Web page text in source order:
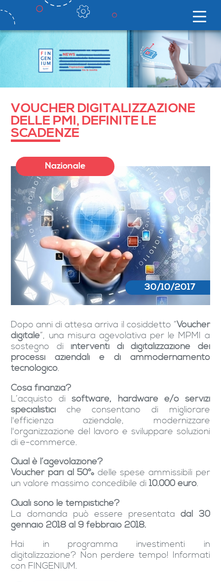
VOUCHER DIGITALIZZAZIONE
DELLE PMI, DEFINITE LE
SCADENZE
Nazionale
30/10/2017
Dopo anni di attesa arriva il cosiddetto “Voucher
digitale”, una misura agevolativa per le MPMI a
sostegno di interventi di digitalizzazione dei
processi aziendali e di ammodernamento
tecnologico.
Cosa finanzia?
L’acquisto disoftware, hardware e/o servizi
specialistici che consentano di migliorare
l'efficienza aziendale, modernizzare
l'organizzazione del lavoro e sviluppare soluzioni
di e-commerce.
Qual è l’agevolazione?
Voucher pari al 50% delle spese ammissibili per
un valore massimo concedibile di10.000 euro.
Quali sono le tempistiche?
La domanda può essere presentatadal 30
gennaio 2018 al 9 febbraio 2018.
Hai in programma investimenti in
digitalizzazione? Non perdere tempo! Informati
con FINGENIUM.